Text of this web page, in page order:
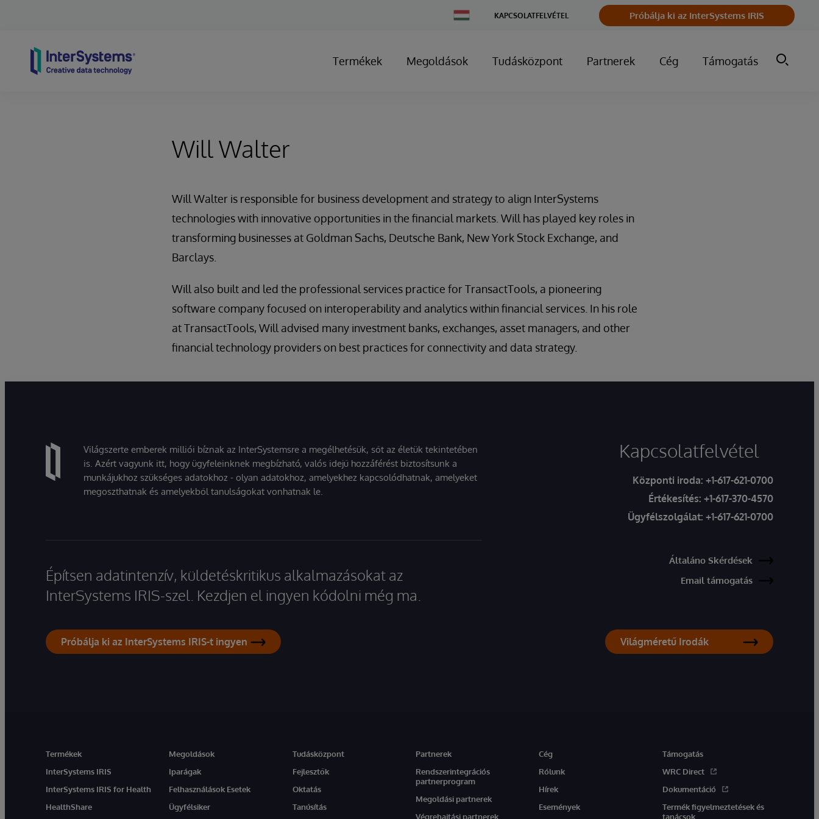
Change
Country
KAPCSOLATFELVÉTEL Próbálja ki az InterSystems IRIS
Termékek Megoldások Tudásközpont Partnerek Cég Támogatás
Will Walter
Will Walter is responsible for business development and strategy to align InterSystems
technologies with innovative opportunities in the financial markets. Will has played key roles in
transforming businesses at Goldman Sachs, Deutsche Bank, New York Stock Exchange, and
Barclays.
Will also built and led the professional services practice for TransactTools, a pioneering
software company focused on interoperability and analytics within financial services. In his role
at TransactTools, Will advised many investment banks, exchanges, asset managers, and other
financial technology providers on best practices for connectivity and data strategy.
Világszerte emberek milliói bíznak az InterSystemsre a megélhetésük, sőt az életük tekintetében
is. Azért vagyunk itt, hogy ügyfeleinknek megbízható, valós idejű hozzáférést biztosítsunk a
munkájukhoz szükséges adatokhoz - olyan adatokhoz, amelyekhez kapcsolódhatnak, amelyeket
megoszthatnak és amelyekből tanulságokat vonhatnak le.
Építsen adatintenzív, küldetéskritikus alkalmazásokat az
InterSystems IRIS-szel. Kezdjen el ingyen kódolni még ma.
Próbálja ki az InterSystems IRIS-t ingyen
Kapcsolatfelvétel
Központi iroda: +1-617-621-0700
Értékesítés: +1-617-370-4570
Ügyfélszolgálat: +1-617-621-0700
Általáno Skérdések
Email támogatás
Világméretű Irodák
Termékek
InterSystems IRIS
InterSystems IRIS for Health
HealthShare
Megoldások
Iparágak
Felhasználások Esetek
Ügyfélsiker
Tudásközpont
Fejlesztők
Oktatás
Tanúsítás
Partnerek
Rendszerintegrációs
partnerprogram
Megoldási partnerek
Végrehajtási partnerek
Cég
Rólunk
Hírek
Események
Támogatás
WRC Direct
Dokumentáció
Termék figyelmeztetések és
tanácsok